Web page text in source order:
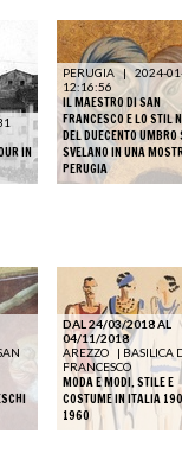
IN
PERUGIA | 2024-
12:16:56
IL MAESTRO DI SAN
FRANCESCO E LO STIL
DEL DUECENTO UMBRO
SVELANO IN UNA
PERUGIA
DAL 24/03/2018 AL
04/11/2018
AREZZO
| BASILICA
FRANCESCO
MODA E MODI. STILE E
COSTUME IN ITALIA
1960